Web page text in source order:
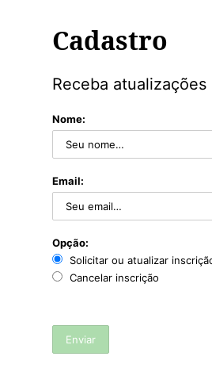
Cadastro
Receba atualizações
Nome:
Email:
Opção:
Solicitar ou atualizar
Cancelar inscrição